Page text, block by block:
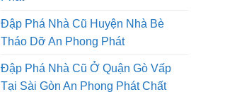
Tháo Dỡ Nhà Cũ Quận Gò Vấp Dịch
Vụ Thi Công Trọn Gói An Phong
Phát
Đập Phá Nhà Cũ Huyện Nhà Bè
Tháo Dỡ An Phong Phát